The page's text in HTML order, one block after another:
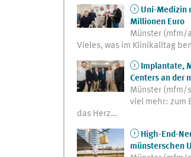
Uni-Medizin
Millionen Euro
Münster (mfm/
Vieles, was im Klinikalltag
Implantate,
Centers an der
Münster (mfm/
viel mehr: zum
das Herz…
High-End-
münsterschen